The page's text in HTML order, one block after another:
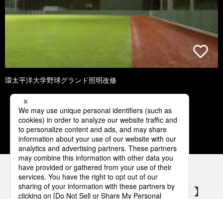
環太平洋大学野球グランド照明改修
1 2 3 4 5
パナソニックの電気設備 SNSアカウント